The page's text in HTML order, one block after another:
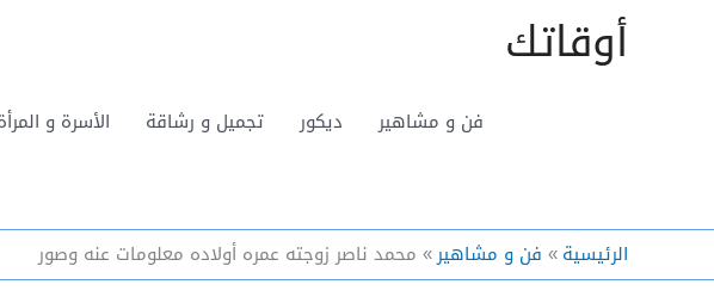
أوقاتك
فن و مشاهير ديكور تجميل و رشاقة الأسرة و
الرئيسية فن و مشاهير محمد ناصر زوجته عمره أولاده معلومات عنه وصور